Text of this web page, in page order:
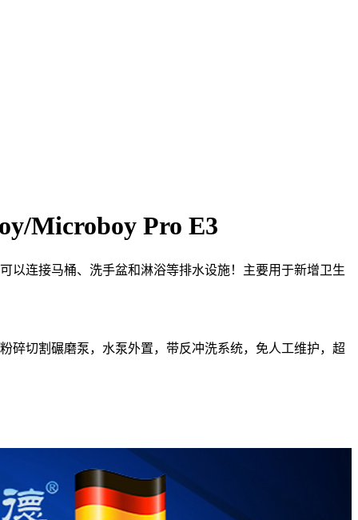
Microboy Pro E3
以连接马桶、洗手盆和淋浴等排水设施！主要用于新增卫生
碎切割碾磨泵，水泵外置，带反冲洗系统，免人工维护，超